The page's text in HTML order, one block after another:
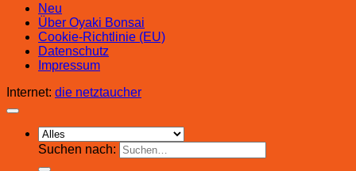
Neu
Über Oyaki Bonsai
Cookie-Richtlinie (EU)
Datenschutz
Impressum
Internet: die netztaucher
Suchen nach: